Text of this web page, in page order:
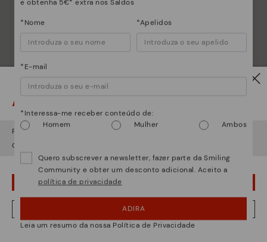
Atenção!
Parece que está em e vai aceder no
Quer ir para a web de
¡UPS! FOI UM LAPSO, CONTINUO EM USA
NÂO, QUERO VISITAR A WEB DO PORTUGAL
e obtenha 5€* extra nos Saldos
*Nome *Apelidos
*E-mail
*Interessa-me receber conteúdo de:
Homem
Mulher Ambos
Quero subscrever a newsletter, fazer parte da Smiling
Community e obter um desconto adicional. Aceito a
política de privacidade
ADIRA
Leia um resumo da nossa Política de Privacidade